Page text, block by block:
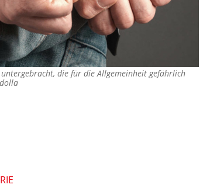
die für die Allgemeinheit gefährlich